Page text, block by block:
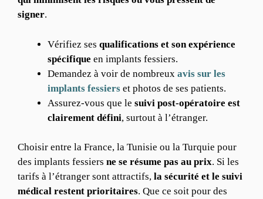
signer.
Vérifiez ses qualifications et son expérience
spécifique en implants fessiers.
Demandez à voir de nombreux avis sur les
implants fessiers et photos de ses patients.
Assurez-vous que le suivi post-opératoire est
clairement défini, surtout à l’étranger.
Choisir entre la France, la Tunisie ou la Turquie pour
des implants fessiers ne se résume pas au prix. Si les
tarifs à l’étranger sont attractifs, la sécurité et le suivi
médical restent prioritaires. Que ce soit pour des